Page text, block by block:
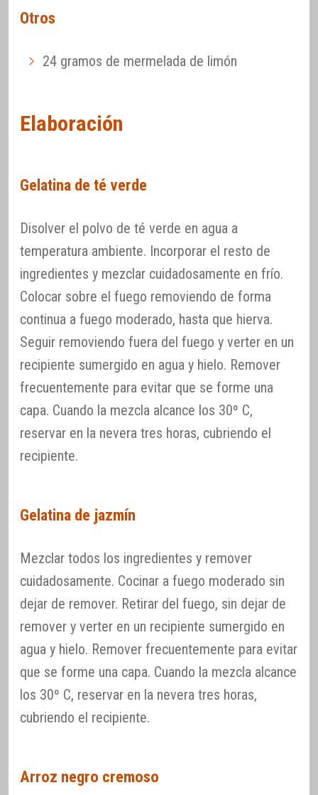
Otros
24 gramos de mermelada de limón
Elaboración
Gelatina de té verde
Disolver el polvo de té verde en agua a
temperatura ambiente. Incorporar el resto de
ingredientes y mezclar cuidadosamente en frío.
Colocar sobre el fuego removiendo de forma
continua a fuego moderado, hasta que hierva.
Seguir removiendo fuera del fuego y verter en un
recipiente sumergido en agua y hielo. Remover
frecuentemente para evitar que se forme una
capa. Cuando la mezcla alcance los 30º C,
reservar en la nevera tres horas, cubriendo el
recipiente.
Gelatina de jazmín
Mezclar todos los ingredientes y remover
cuidadosamente. Cocinar a fuego moderado sin
dejar de remover. Retirar del fuego, sin dejar de
remover y verter en un recipiente sumergido en
agua y hielo. Remover frecuentemente para evitar
que se forme una capa. Cuando la mezcla alcance
los 30º C, reservar en la nevera tres horas,
cubriendo el recipiente.
Arroz negro cremoso